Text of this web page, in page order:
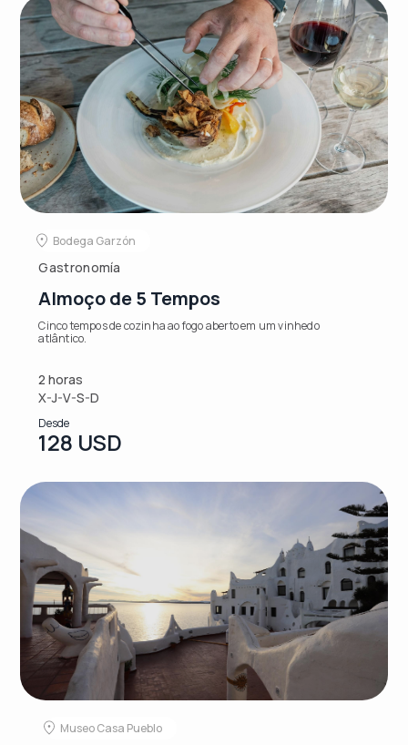
Bodega Garzón
Gastronomía
Almoço de 5 Tempos
Cinco tempos de cozinha ao fogo aberto em um vinhedo
atlântico.
2 horas
X-J-V-S-D
Desde
128 USD
Museo Casa Pueblo